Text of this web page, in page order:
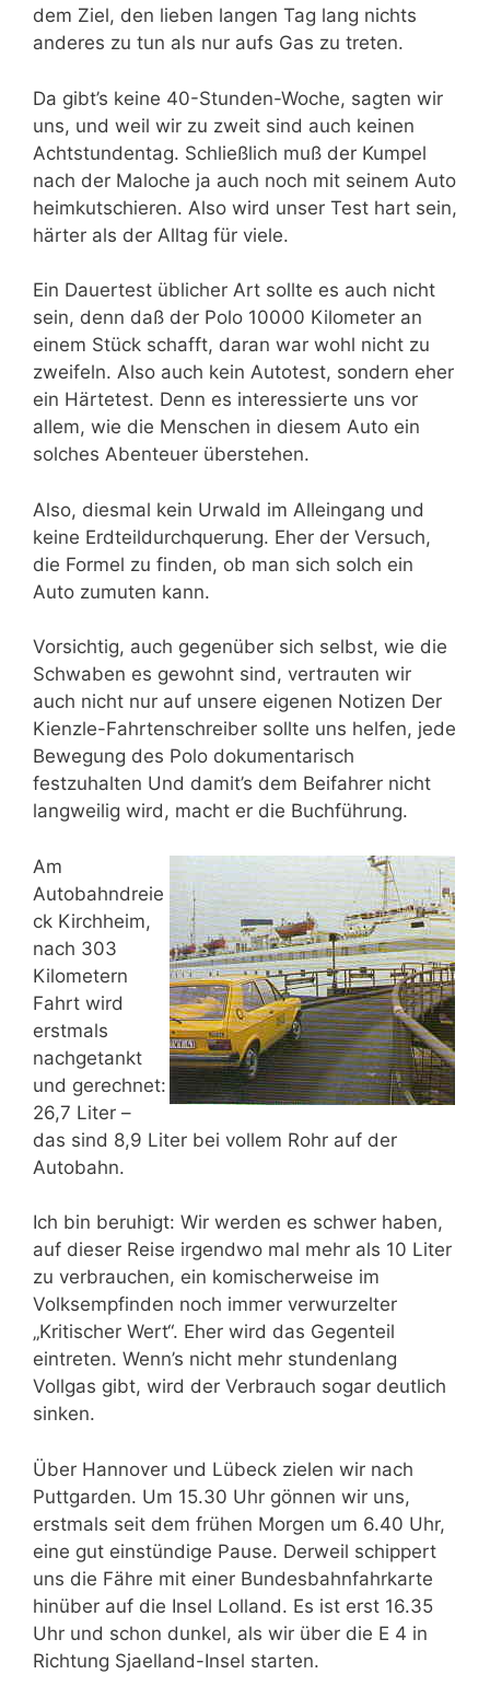
dem Ziel, den lieben langen Tag lang nichts
anderes zu tun als nur aufs Gas zu treten.
Da gibt’s keine 40-Stunden-Woche, sagten wir
uns, und weil wir zu zweit sind auch keinen
Achtstundentag. Schließlich muß der Kumpel
nach der Maloche ja auch noch mit seinem Auto
heimkutschieren. Also wird unser Test hart sein,
härter als der Alltag für viele.
Ein Dauertest üblicher Art sollte es auch nicht
sein, denn daß der Polo 10000 Kilometer an
einem Stück schafft, daran war wohl nicht zu
zweifeln. Also auch kein Autotest, sondern eher
ein Härtetest. Denn es interessierte uns vor
allem, wie die Menschen in diesem Auto ein
solches Abenteuer überstehen.
Also, diesmal kein Urwald im Alleingang und
keine Erdteildurchquerung. Eher der Versuch,
die Formel zu finden, ob man sich solch ein
Auto zumuten kann.
Vorsichtig, auch gegenüber sich selbst, wie die
Schwaben es gewohnt sind, vertrauten wir
auch nicht nur auf unsere eigenen Notizen Der
Kienzle-Fahrtenschreiber sollte uns helfen, jede
Bewegung des Polo dokumentarisch
festzuhalten Und damit’s dem Beifahrer nicht
langweilig wird, macht er die Buchführung.
Am
Autobahndreie
ck Kirchheim,
nach 303
Kilometern
Fahrt wird
erstmals
nachgetankt
und gerechnet:
26,7 Liter –
das sind 8,9 Liter bei vollem Rohr auf der
Autobahn.
Ich bin beruhigt: Wir werden es schwer haben,
auf dieser Reise irgendwo mal mehr als 10 Liter
zu verbrauchen, ein komischerweise im
Volksempfinden noch immer verwurzelter
„Kritischer Wert“. Eher wird das Gegenteil
eintreten. Wenn’s nicht mehr stundenlang
Vollgas gibt, wird der Verbrauch sogar deutlich
sinken.
Über Hannover und Lübeck zielen wir nach
Puttgarden. Um 15.30 Uhr gönnen wir uns,
erstmals seit dem frühen Morgen um 6.40 Uhr,
eine gut einstündige Pause. Derweil schippert
uns die Fähre mit einer Bundesbahnfahrkarte
hinüber auf die Insel Lolland. Es ist erst 16.35
Uhr und schon dunkel, als wir über die E 4 in
Richtung Sjaelland-Insel starten.